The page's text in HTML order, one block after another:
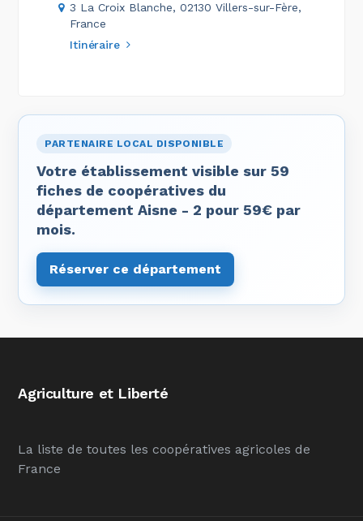
3 La Croix Blanche, 02130 Villers-sur-Fère,
France
Itinéraire
PARTENAIRE LOCAL DISPONIBLE
Votre établissement visible sur 59
fiches de coopératives du
département Aisne - 2 pour 59€ par
mois.
Réserver ce département
Agriculture et Liberté
La liste de toutes les coopératives agricoles de
France